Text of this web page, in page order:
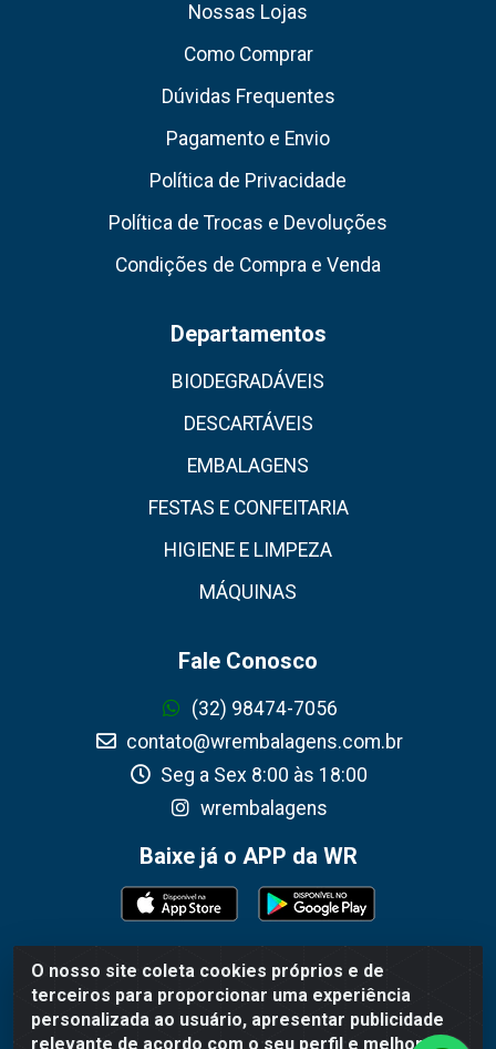
O nosso site coleta cookies próprios e de
terceiros para proporcionar uma experiência
personalizada ao usuário, apresentar publicidade
relevante de acordo com o seu perfil e melhorar a
Nossas Lojas
Como Comprar
Dúvidas Frequentes
Pagamento e Envio
Política de Privacidade
Política de Trocas e Devoluções
Condições de Compra e Venda
Departamentos
BIODEGRADÁVEIS
DESCARTÁVEIS
EMBALAGENS
FESTAS E CONFEITARIA
HIGIENE E LIMPEZA
MÁQUINAS
Fale Conosco
(32) 98474-7056
contato@wrembalagens.com.br
Seg a Sex 8:00 às 18:00
wrembalagens
Baixe já o APP da WR
WR Embalagens - R. Cel. Teodoro Gomes de Araújo, 1360 -
Grogotó - Barbacena / MG - CEP 36202-628 - CNPJ
02.692.206/0001-55